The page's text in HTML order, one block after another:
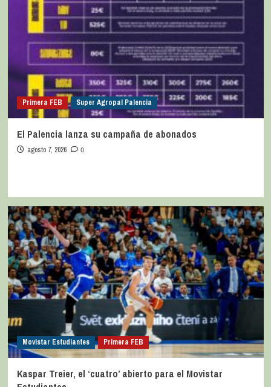
Primera FEB Super Agropal Palencia
El Palencia lanza su campaña de abonados
agosto 7, 2026 0
Movistar Estudiantes Primera FEB
Kaspar Treier, el ‘cuatro’ abierto para el Movistar